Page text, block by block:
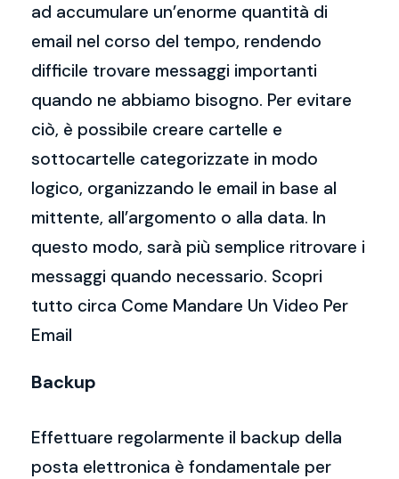
ad accumulare un’enorme quantità di
email nel corso del tempo, rendendo
difficile trovare messaggi importanti
quando ne abbiamo bisogno. Per evitare
ciò, è possibile creare cartelle e
sottocartelle categorizzate in modo
logico, organizzando le email in base al
mittente, all’argomento o alla data. In
questo modo, sarà più semplice ritrovare i
messaggi quando necessario. Scopri
tutto circa Come Mandare Un Video Per
Email
Backup
Effettuare regolarmente il backup della
posta elettronica è fondamentale per